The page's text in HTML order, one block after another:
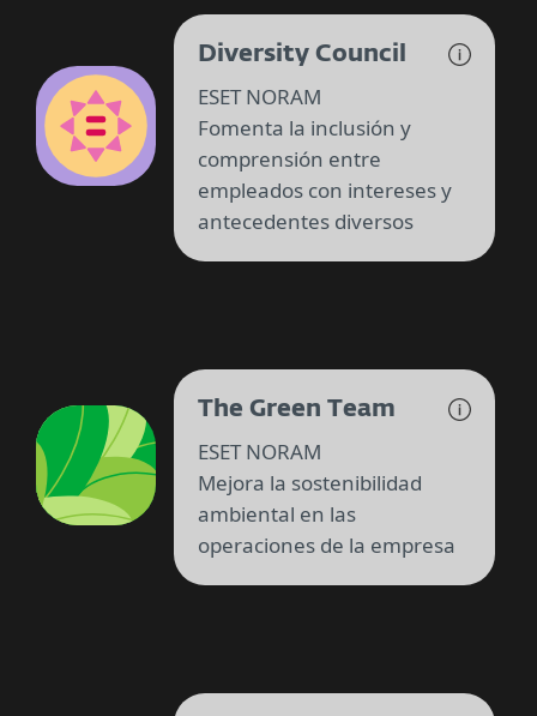
Diversity Council
ESET NORAM
Fomenta la inclusión y
comprensión entre
empleados con intereses y
antecedentes diversos
The Green Team
ESET NORAM
Mejora la sostenibilidad
ambiental en las
operaciones de la empresa